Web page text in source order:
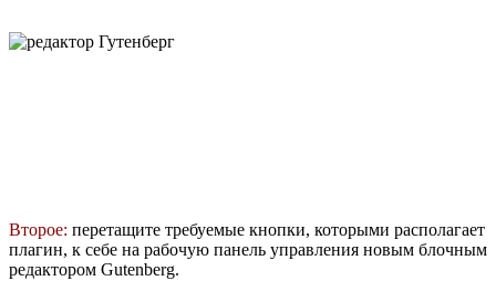
Второе: перетащите требуемые кнопки, которыми располагает
плагин, к себе на рабочую панель управления новым блочным
редактором Gutenberg.